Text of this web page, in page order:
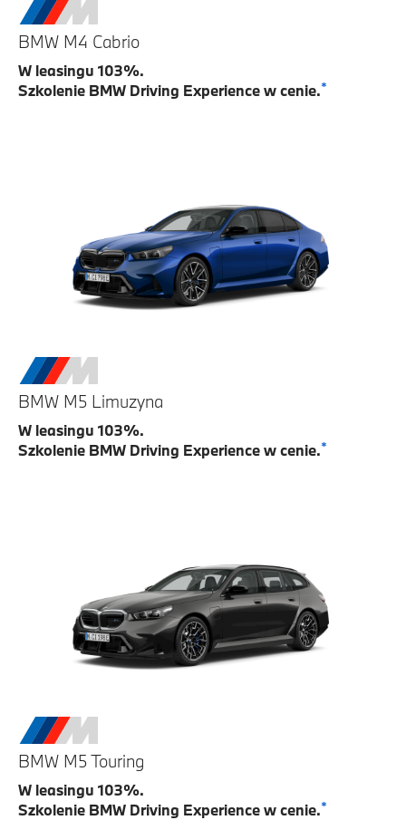
BMW M4 Cabrio
W leasingu 103%.
Szkolenie BMW Driving Experience w cenie.*
BMW M5 Limuzyna
W leasingu 103%.
Szkolenie BMW Driving Experience w cenie.*
BMW M5 Touring
W leasingu 103%.
Szkolenie BMW Driving Experience w cenie.*